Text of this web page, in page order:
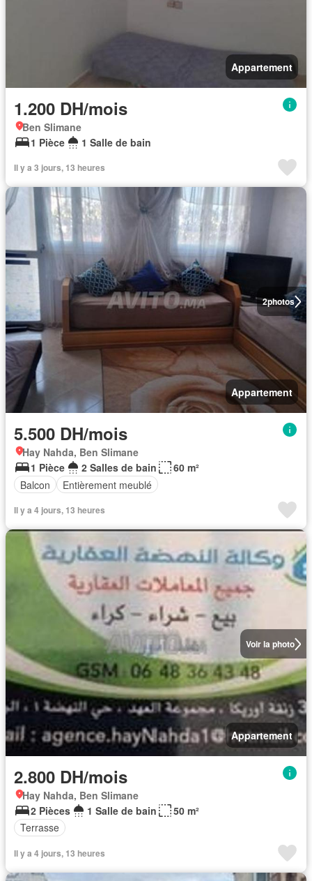
Appartement
1.200 DH/mois
Ben Slimane
1 Pièce
1 Salle de bain
Il y a 3 jours, 13 heures
2photos
Appartement
5.500 DH/mois
Hay Nahda, Ben Slimane
1 Pièce
2 Salles de bain
60 m²
Balcon
Entièrement meublé
Il y a 4 jours, 13 heures
Voir la photo
Appartement
2.800 DH/mois
Hay Nahda, Ben Slimane
2 Pièces
1 Salle de bain
50 m²
Terrasse
Il y a 4 jours, 13 heures